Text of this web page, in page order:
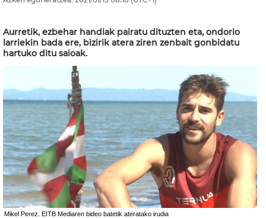
Aurretik, ezbehar handiak pairatu dituzten eta, ondorio
larriekin bada ere, bizirik atera ziren zenbait gonbidatu
hartuko ditu saioak.
Mikel Perez. EITB Mediaren bideo batetik ateratako irudia